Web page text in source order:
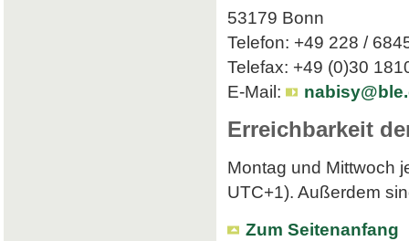
53179 Bonn
Telefon: +49 228 /
Telefax: +49 (0)30
E-Mail:
Erreichbarkeit
Montag und Mittwoch
UTC+1). Außerdem
Zum Seitenanfang